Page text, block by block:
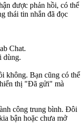
được phản hồi, có thể
thái tin nhắn đã đọc
Chat.
dùng.
không. Bạn cũng có thể
thị "Đã gửi" mà
công trung bình. Đôi
bận hoặc chưa mở